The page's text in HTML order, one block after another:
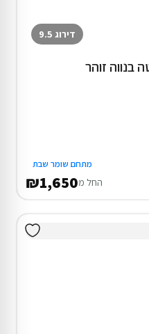
דירוג 9.5
מתחם שומר שבת
החל מ₪1,650